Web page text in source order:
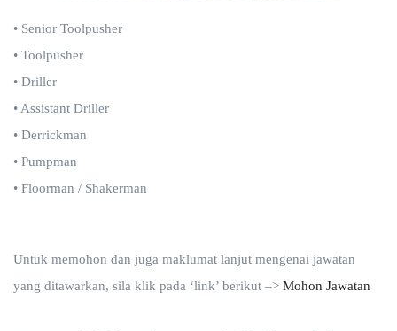
• Senior Toolpusher
• Toolpusher
• Driller
• Assistant Driller
• Derrickman
• Pumpman
• Floorman / Shakerman
Untuk memohon dan juga maklumat lanjut mengenai jawatan
yang ditawarkan, sila klik pada ‘link’ berikut –> Mohon Jawatan